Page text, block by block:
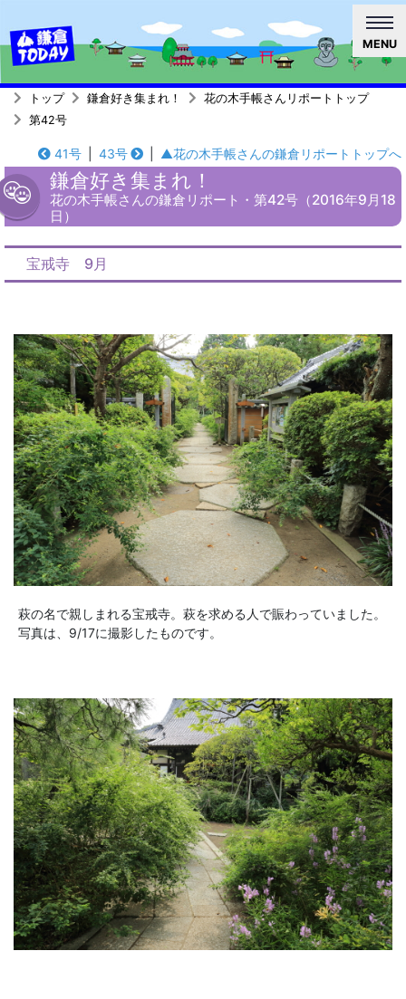
MENU
トップ 鎌倉好き集まれ！
花の木手帳さんリポートトップ
第42号
41号 43号 ▲花の木手帳さんの鎌倉リポートトップへ
鎌倉好き集まれ！
花の木手帳さんの鎌倉リポート・第42号（2016年9月18
日）
宝戒寺 9月
萩の名で親しまれる宝戒寺。萩を求める人で賑わっていました。
写真は、9/17に撮影したものです。